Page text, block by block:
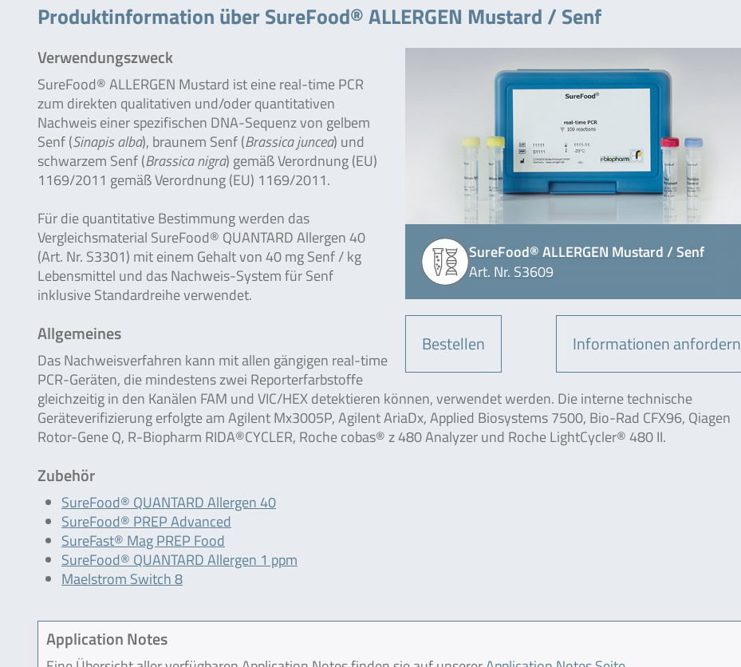
Produktinformation über SureFood® ALLERGEN Mustard / Senf
SureFood® ALLERGEN Mustard / Senf
Art. Nr. S3609
Bestellen Informationen anfordern
Verwendungszweck
SureFood® ALLERGEN Mustard ist eine real-time PCR
zum direkten qualitativen und/oder quantitativen
Nachweis einer spezifischen DNA-Sequenz von gelbem
Senf (Sinapis alba), braunem Senf (Brassica juncea) und
schwarzem Senf (Brassica nigra) gemäß Verordnung (EU)
1169/2011 gemäß Verordnung (EU) 1169/2011.
Für die quantitative Bestimmung werden das
Vergleichsmaterial SureFood® QUANTARD Allergen 40
(Art. Nr. S3301) mit einem Gehalt von 40 mg Senf / kg
Lebensmittel und das Nachweis-System für Senf
inklusive Standardreihe verwendet.
Allgemeines
Das Nachweisverfahren kann mit allen gängigen real-time
PCR-Geräten, die mindestens zwei Reporterfarbstoffe
gleichzeitig in den Kanälen FAM und VIC/HEX detektieren können, verwendet werden. Die interne technische
Geräteverifizierung erfolgte am Agilent Mx3005P, Agilent AriaDx, Applied Biosystems 7500, Bio-Rad CFX96, Qiagen
Rotor-Gene Q, R-Biopharm RIDA®CYCLER, Roche cobas® z 480 Analyzer und Roche LightCycler® 480 II.
Zubehör
SureFood® QUANTARD Allergen 40
SureFood® PREP Advanced
SureFast® Mag PREP Food
SureFood® QUANTARD Allergen 1 ppm
Maelstrom Switch 8
Application Notes